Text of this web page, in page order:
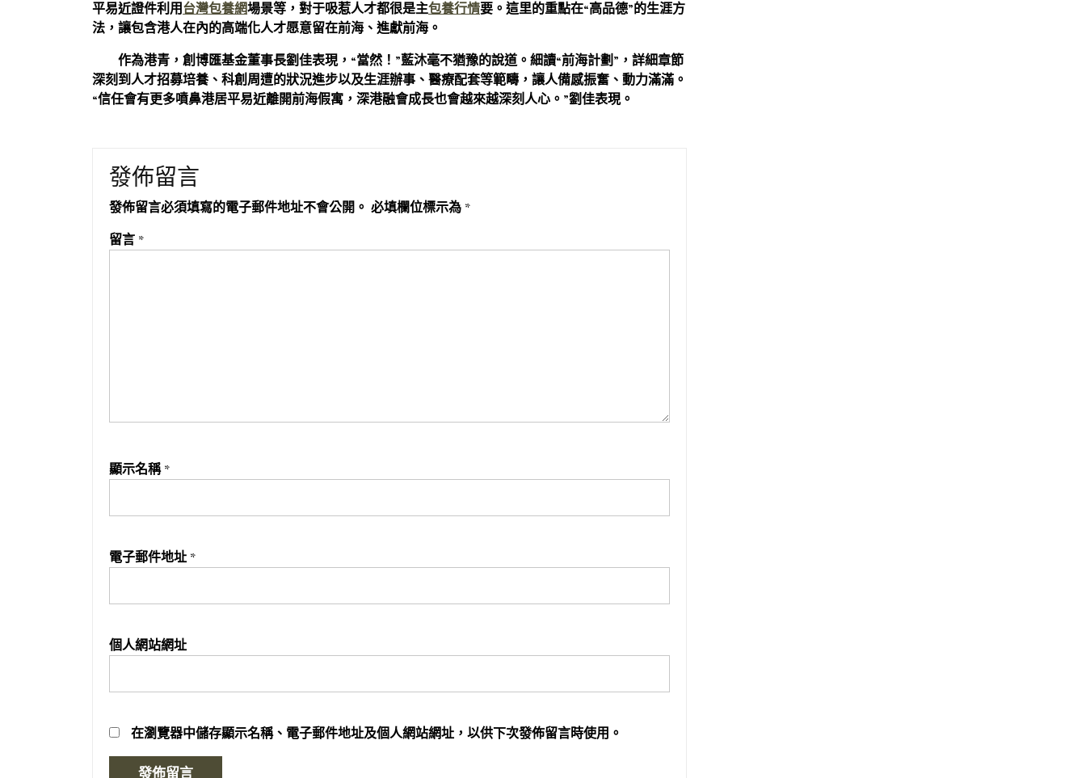
平易近證件利用 台灣包養網場景等，對于吸惹人才都很是主包養行情要。這里的重點在“高品德”的生涯方
法，讓包含港人在內的高端化人才愿意留在前海、進獻前海。
作為港青，創博匯基金董事長劉佳表現，“當然！”藍沐毫不猶豫的說道。細讀“前海計劃”，詳細章節
深刻到人才招募培養、科創周遭的狀況進步以及生涯辦事、醫療配套等範疇，讓人備感振奮、動力滿滿。
“信任會有更多噴鼻港居平易近離開前海假寓，深港融會成長也會越來越深刻人心。”劉佳表現。
發佈留言
發佈留言必須填寫的電子郵件地址不會公開。 必填欄位標示為 *
留言 *
顯示名稱 *
電子郵件地址 *
個人網站網址
在瀏覽器中儲存顯示名稱、電子郵件地址及個人網站網址，以供下次發佈留言時使用。